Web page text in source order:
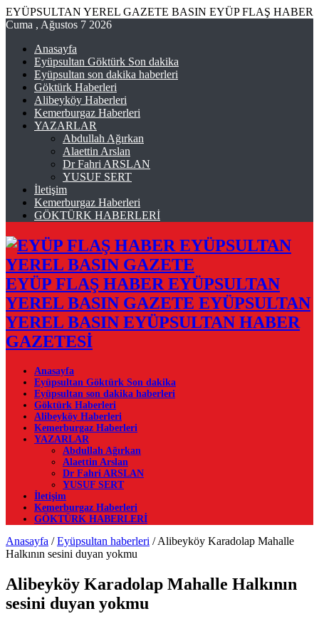
EYÜPSULTAN YEREL GAZETE BASIN EYÜP FLAŞ HABER
Cuma , Ağustos 7 2026
Anasayfa
Eyüpsultan Göktürk Son dakika
Eyüpsultan son dakika haberleri
Göktürk Haberleri
Alibeyköy Haberleri
Kemerburgaz Haberleri
YAZARLAR
Abdullah Ağırkan
Alaettin Arslan
Dr Fahri ARSLAN
YUSUF SERT
İletişim
Kemerburgaz Haberleri
GÖKTÜRK HABERLERİ
EYÜP FLAŞ HABER EYÜPSULTAN
YEREL BASIN GAZETE EYÜPSULTAN
YEREL BASIN EYÜPSULTAN HABER
GAZETESİ
Anasayfa
Eyüpsultan Göktürk Son dakika
Eyüpsultan son dakika haberleri
Göktürk Haberleri
Alibeyköy Haberleri
Kemerburgaz Haberleri
YAZARLAR
Abdullah Ağırkan
Alaettin Arslan
Dr Fahri ARSLAN
YUSUF SERT
İletişim
Kemerburgaz Haberleri
GÖKTÜRK HABERLERİ
Anasayfa / Eyüpsultan haberleri / Alibeyköy Karadolap Mahalle
Halkının sesini duyan yokmu
Alibeyköy Karadolap Mahalle Halkının
sesini duyan yokmu